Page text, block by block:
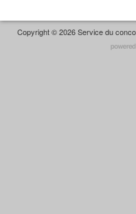
Copyright © 2026 Service du